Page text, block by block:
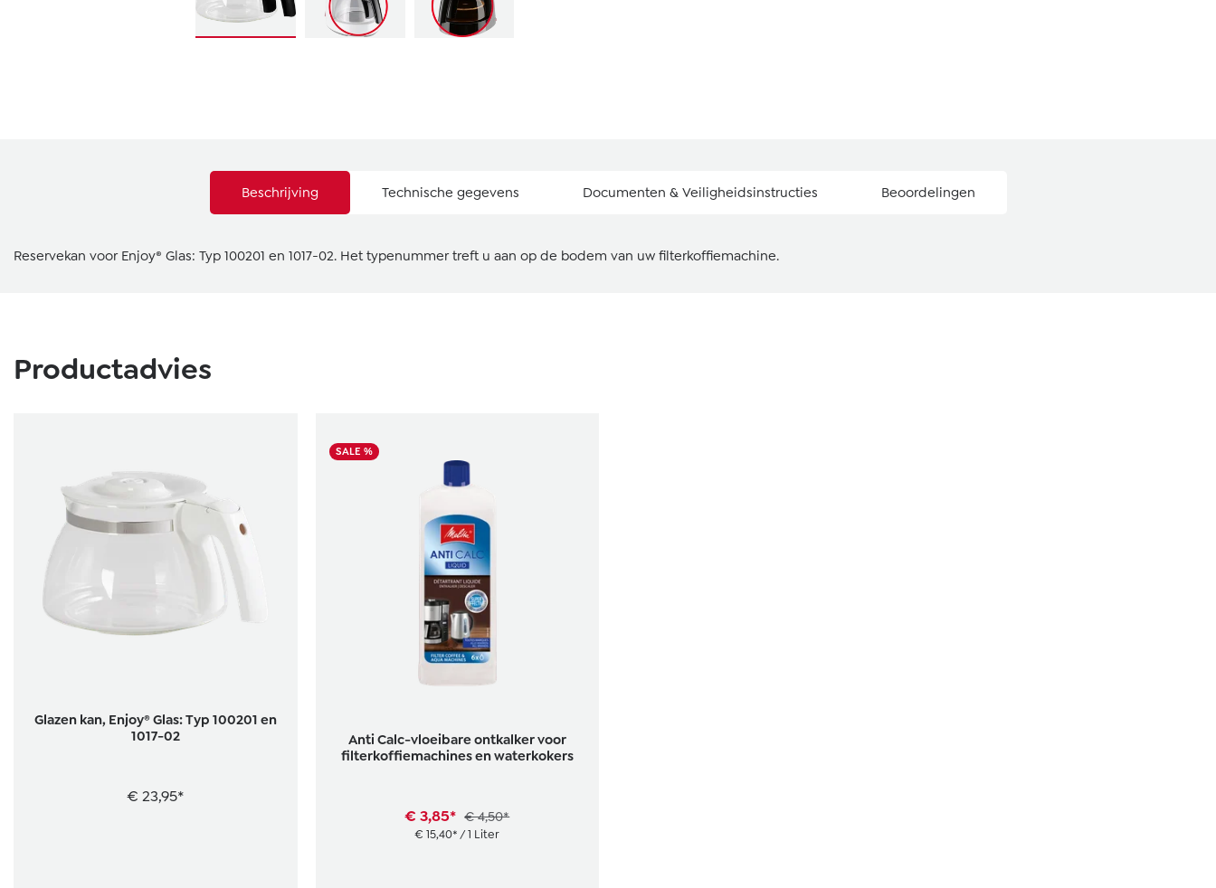
Beschrijving Technische gegevens Documenten & Veiligheidsinstructies Beoordelingen
Reservekan voor Enjoy® Glas: Typ 100201 en 1017-02. Het typenummer treft u aan op de bodem van uw filterkoffiemachine.
Productadvies
Glazen kan, Enjoy® Glas: Typ 100201 en
1017-02
€ 23,95*
SALE %
Anti Calc-vloeibare ontkalker voor
filterkoffiemachines en waterkokers
€ 3,85* € 4,50*
€ 15,40* / 1 Liter